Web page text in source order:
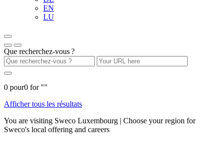
EN
LU
Que recherchez-vous ?
0 pour0 for ""
Afficher tous les résultats
You are visiting Sweco Luxembourg | Choose your region for
Sweco's local offering and careers